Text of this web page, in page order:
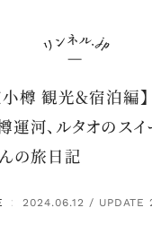
小樽 観光＆宿泊編
河、ルタオのスイ
の旅日記
： 2024.06.12 / UPDATE